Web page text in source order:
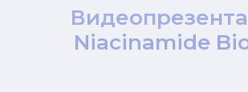
Niacinamide